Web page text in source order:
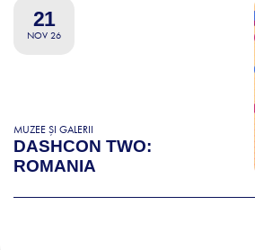
21
NOV 26
MUZEE ȘI GALERII
DASHCON TWO:
ROMANIA